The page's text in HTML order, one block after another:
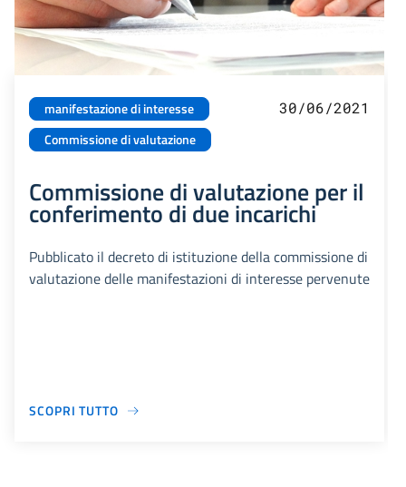
manifestazione di interesse
Commissione di valutazione
30/06/2021
Commissione di valutazione per il
conferimento di due incarichi
Pubblicato il decreto di istituzione della commissione di
valutazione delle manifestazioni di interesse pervenute
SCOPRI TUTTO